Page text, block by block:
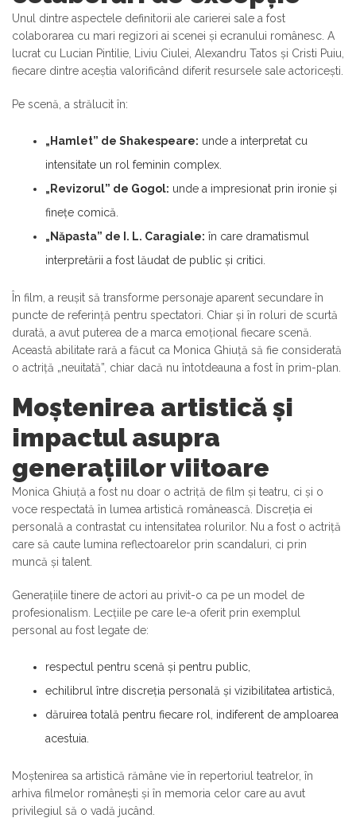
Unul dintre aspectele definitorii ale carierei sale a fost
colaborarea cu mari regizori ai scenei și ecranului românesc. A
lucrat cu Lucian Pintilie, Liviu Ciulei, Alexandru Tatos și Cristi Puiu,
fiecare dintre aceștia valorificând diferit resursele sale actoricești.
Pe scenă, a strălucit în:
„Hamlet” de Shakespeare: unde a interpretat cu
intensitate un rol feminin complex.
„Revizorul” de Gogol: unde a impresionat prin ironie și
finețe comică.
„Năpasta” de I. L. Caragiale: în care dramatismul
interpretării a fost lăudat de public și critici.
În film, a reușit să transforme personaje aparent secundare în
puncte de referință pentru spectatori. Chiar și în roluri de scurtă
durată, a avut puterea de a marca emoțional fiecare scenă.
Această abilitate rară a făcut ca Monica Ghiuță să fie considerată
o actriță „neuitată”, chiar dacă nu întotdeauna a fost în prim-plan.
Moștenirea artistică și
impactul asupra
generațiilor viitoare
Monica Ghiuță a fost nu doar o actriță de film și teatru, ci și o
voce respectată în lumea artistică românească. Discreția ei
personală a contrastat cu intensitatea rolurilor. Nu a fost o actriță
care să caute lumina reflectoarelor prin scandaluri, ci prin
muncă și talent.
Generațiile tinere de actori au privit-o ca pe un model de
profesionalism. Lecțiile pe care le-a oferit prin exemplul
personal au fost legate de:
respectul pentru scenă și pentru public,
echilibrul între discreția personală și vizibilitatea artistică,
dăruirea totală pentru fiecare rol, indiferent de amploarea
acestuia.
Moștenirea sa artistică rămâne vie în repertoriul teatrelor, în
arhiva filmelor românești și în memoria celor care au avut
privilegiul să o vadă jucând.